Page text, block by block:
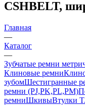
CSHBELT,
Главная
—
Каталог
—
Зубчатые ремни
Клиновые ремни
зубомШестигранные
ремни (PJ,PK,PL,PM)
ремниШкивыВтулки